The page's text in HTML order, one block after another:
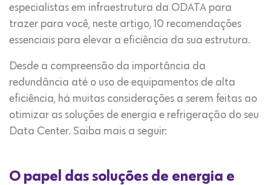
especialistas em infraestrutura da ODATA para
trazer para você, neste artigo, 10 recomendações
essenciais para elevar a eficiência da sua estrutura.
Desde a compreensão da importância da
redundância até o uso de equipamentos de alta
eficiência, há muitas considerações a serem feitas ao
otimizar as soluções de energia e refrigeração do seu
Data Center. Saiba mais a seguir:
O papel das soluções de energia e